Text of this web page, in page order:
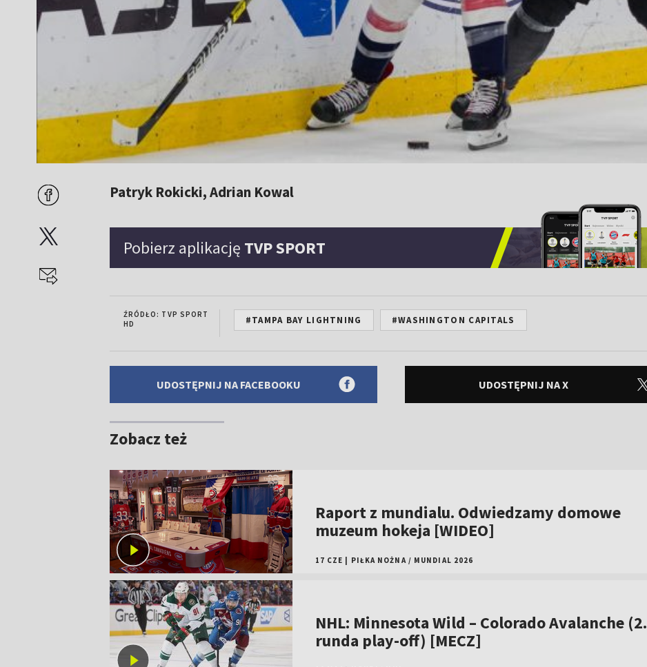
Patryk Rokicki, Adrian Kowal
Pobierz aplikację TVP SPORT
ŹRÓDŁO: TVP SPORT
HD
#TAMPA BAY LIGHTNING #WASHINGTON CAPITALS
UDOSTĘPNIJ NA FACEBOOKU UDOSTĘPNIJ NA X
Zobacz też
Raport z mundialu. Odwiedzamy domowe
muzeum hokeja [WIDEO]
17 CZE PIŁKA NOŻNA / MUNDIAL 2026
NHL: Minnesota Wild – Colorado Avalanche (2.
runda play-off) [MECZ]